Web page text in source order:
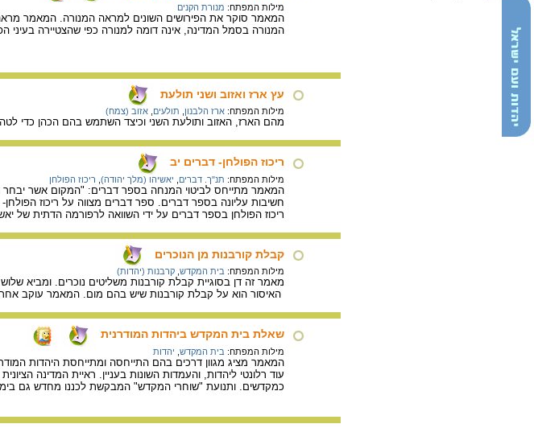
מילות המפתח: מנורת הקנים
המאמר סוקר את הפירושים השונים למראה המנורה. המאמר
המנורה בסמל המדינה, אינה דומה למנורה כפי שהצטיירה
עץ ארז ואזוב ושני תולעת
מילות המפתח: ארז הלבנון תולעים אזוב (צמח)
מהם הארז, האזוב ותולעת השני וכיצד השתמש בהם הכהן כדי
ריכוז הפולחן- דברים יב
מילות המפתח: תנ"ך. דברים יאשיהו (מלך יהודה) ריכוז הפולחן
המאמר מתייחס לביטוי המנחה בספר דברים: "המקום אשר יבחר
חשיבות עליונה בספר דברים. ספר דברים מצווה על ריכוז
ריכוז הפולחן בספר דברים על ידי השוואה לרפורמה הדתית של
קבלת קורבנות מן הנוכרים
מילות המפתח: בית המקדש קרבנות (יהדות)
מאמר זה דן בסוגיית קבלת קורבנות משליטים נוכרים. ומביא
האיסור הוא על קבלת קורבנות שיש בהם מום. המאמר עוקב
שאלת בית המקדש ביהדות המודרנית
מילות המפתח: בית המקדש יהדות
המאמר מציג מגוון דרכים בהם התייחסה ומתייחסת היהדות
עוד רלונטי ליהדות, והעמדות השונות בעניין. ראיית המדינה
כמקדשים. ותנועת "שוחרי המקדש" המבקשת לכננו מחדש גם